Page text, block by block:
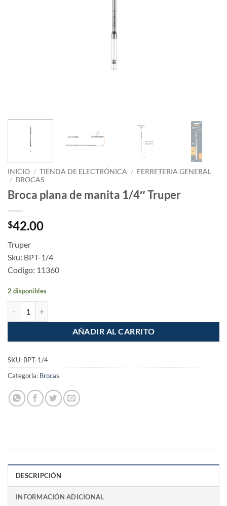
INICIO / TIENDA DE ELECTRÓNICA / FERRETERIA GENERAL
/ BROCAS
Broca plana de manita 1/4″ Truper
$42.00
Truper
Sku: BPT-1/4
Codigo: 11360
2 disponibles
AÑADIR AL CARRITO
SKU: BPT-1/4
Categoría: Brocas
DESCRIPCIÓN
INFORMACIÓN ADICIONAL